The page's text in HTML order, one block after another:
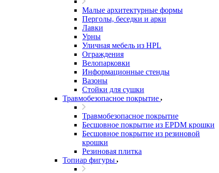
Малые архитектурные формы
Перголы, беседки и арки
Лавки
Урны
Уличная мебель из HPL
Ограждения
Велопарковки
Информационные стенды
Вазоны
Стойки для сушки
Травмобезопасное покрытие
Травмобезопасное покрытие
Бесшовное покрытие из EPDM крошки
Бесшовное покрытие из резиновой
крошки
Резиновая плитка
Топиар фигуры